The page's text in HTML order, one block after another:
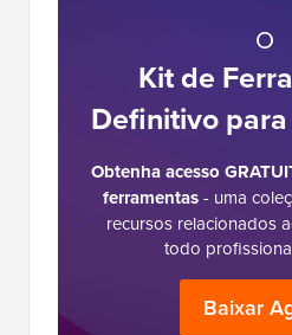
O
Kit de
Definitivo
Obtenha acesso
ferramentas- uma
recursos relacionados
todo
Baixar